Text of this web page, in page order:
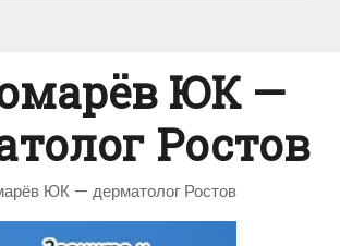
ЮК —
Ростов
ЮК — дерматолог Ростов